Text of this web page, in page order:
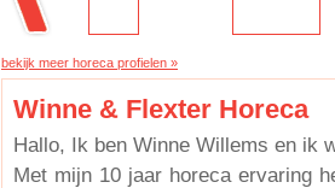
bekijk meer horeca profielen »
Winne & Flexter Horeca
Hallo, Ik ben Winne Willems en ik
Met mijn 10 jaar horeca ervaring